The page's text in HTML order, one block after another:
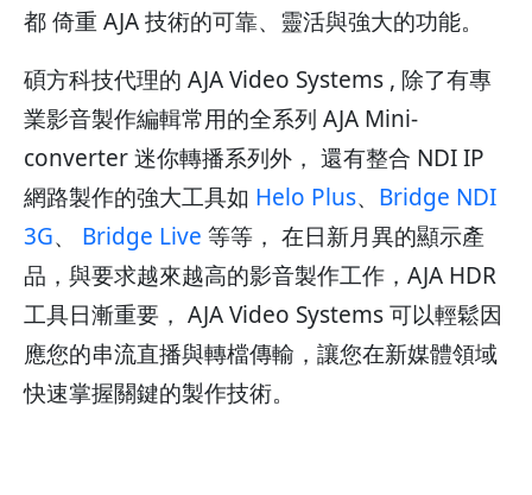
都 倚重 AJA 技術的可靠、靈活與強大的功能。
碩方科技代理的 AJA Video Systems , 除了有專
業影音製作編輯常用的全系列 AJA Mini-
converter 迷你轉播系列外， 還有整合 NDI IP
網路製作的強大工具如 Helo Plus、 Bridge NDI
3G、 Bridge Live 等等， 在日新月異的顯示產
品，與要求越來越高的影音製作工作，AJA HDR
工具日漸重要， AJA Video Systems 可以輕鬆因
應您的串流直播與轉檔傳輸，讓您在新媒體領域
快速掌握關鍵的製作技術。